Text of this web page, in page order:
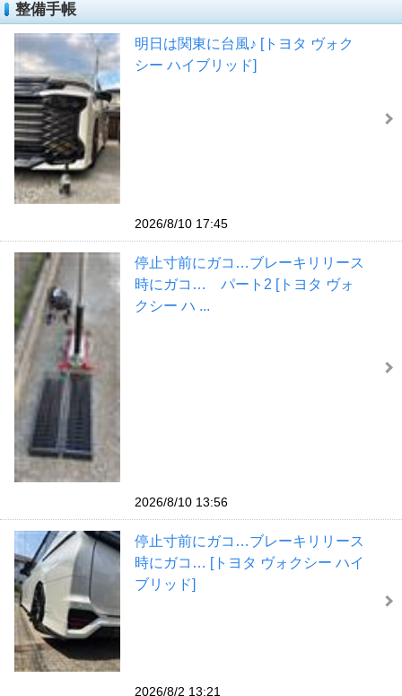
整備手帳
明日は関東に台風♪ [トヨタ ヴォク
シー ハイブリッド]
2026/8/10 17:45
停止寸前にガコ…ブレーキリリース
時にガコ… パート2 [トヨタ ヴォ
クシー ハ ...
2026/8/10 13:56
停止寸前にガコ…ブレーキリリース
時にガコ… [トヨタ ヴォクシー ハイ
ブリッド]
2026/8/2 13:21